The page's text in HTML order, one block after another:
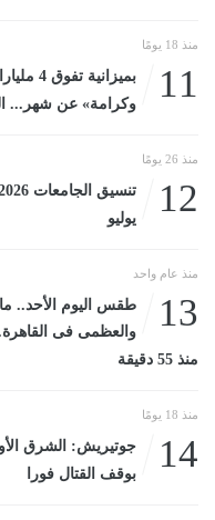
منذ 18 يومًا
11
وكرامة» عن شهر... الثلاثاء، 14 يوليو
منذ 26 يومًا
12
يوليو
منذ عام واحد
13
طقس اليوم الأحد..
منذ 55 دقيقة
منذ 18 يومًا
14
جوتيريش: الشرق
بوقف القتال فورا